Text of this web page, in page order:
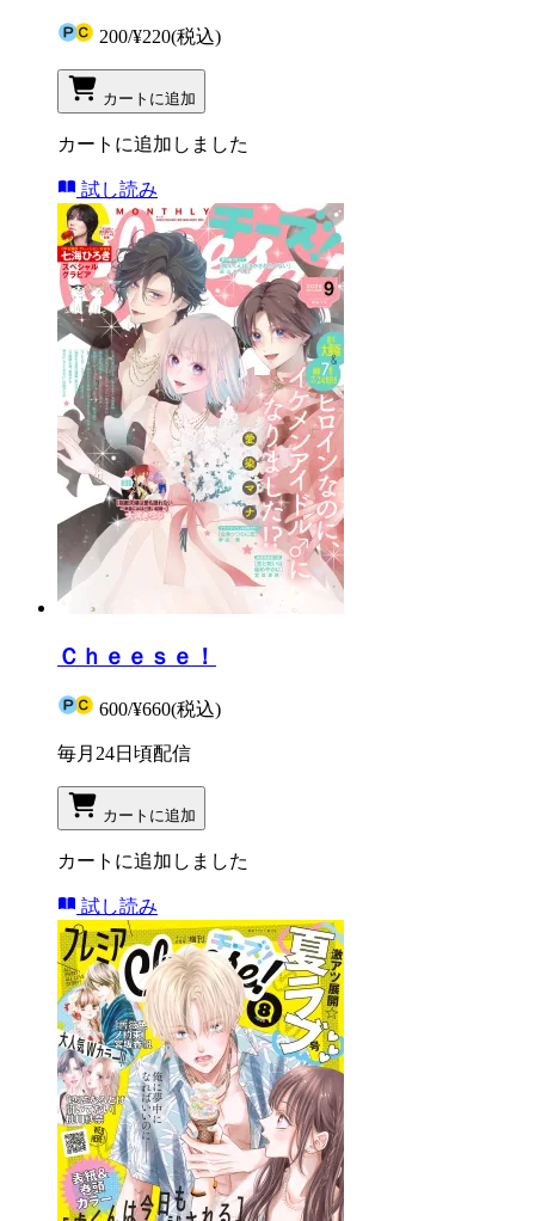
200/¥220(税込)
カートに追加
カートに追加しました
試し読み
Ｃｈｅｅｓｅ！
600/¥660(税込)
毎月24日頃配信
カートに追加
カートに追加しました
試し読み